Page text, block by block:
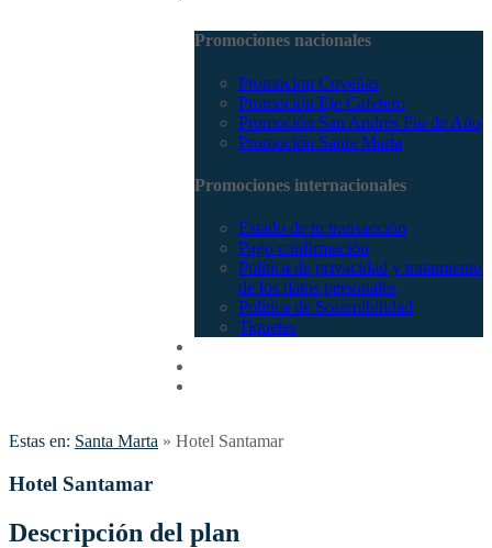
Promociones nacionales
Promocion Coveñas
Promoción Eje Cafetero
Promoción San Andrés Fin de Año
Promoción Santa Marta
Promociones internacionales
Estado de tu transacción
Pago confirmación
Política de privacidad y tratamiento
de los datos personales
Política de Sostenibilidad
Tiquetes
Estas en: Santa Marta » Hotel Santamar
Hotel Santamar
Descripción del plan